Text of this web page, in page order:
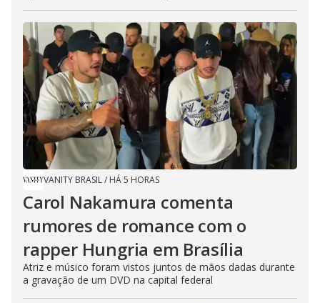
VANITY BRASIL/ HÁ 5 HORAS
Carol Nakamura comenta
rumores de romance com o
rapper Hungria em Brasília
Atriz e músico foram vistos juntos de mãos dadas durante
a gravação de um DVD na capital federal